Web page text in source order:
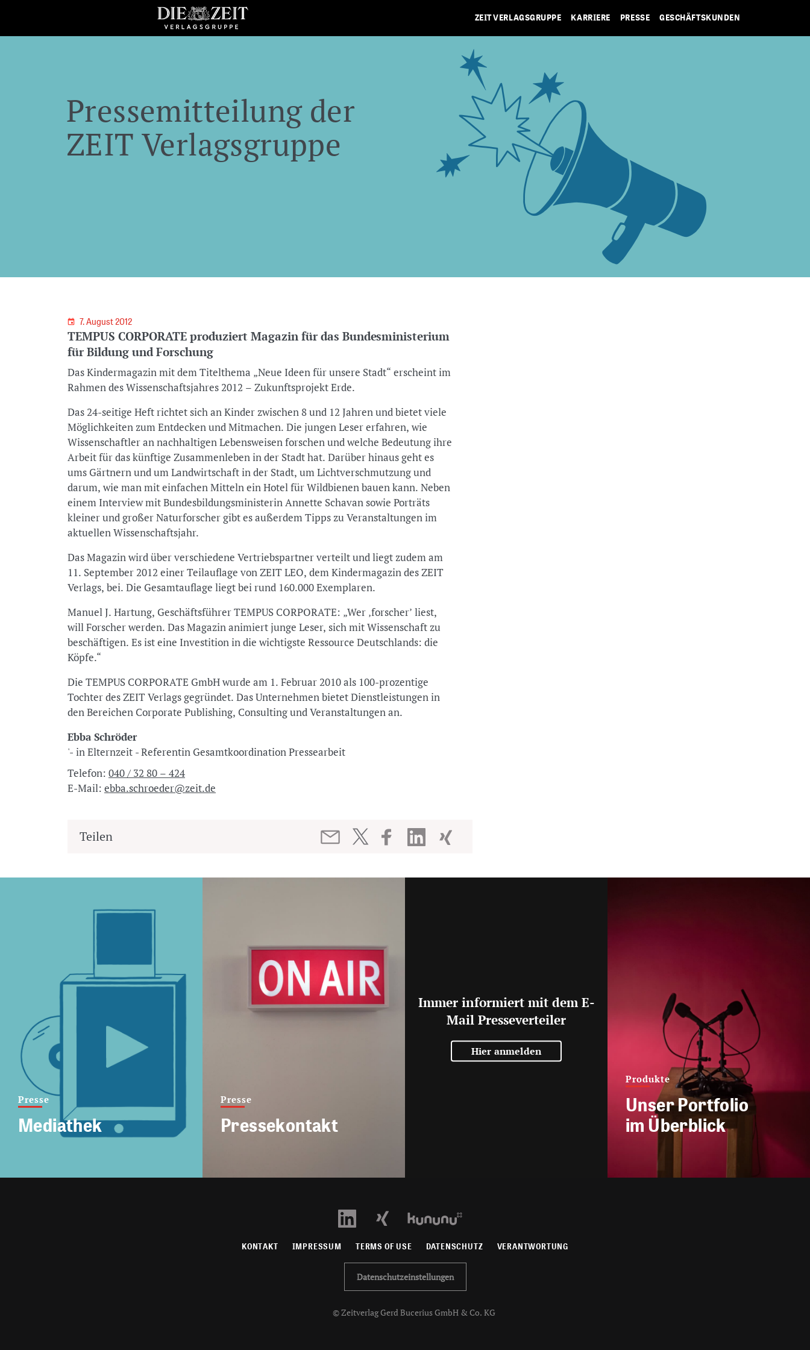
ZEIT VERLAGSGRUPPE KARRIERE PRESSE GESCHÄFTSKUNDEN
Pressemitteilung der
ZEIT Verlagsgruppe
7. August 2012
TEMPUS CORPORATE produziert Magazin für das Bundesministerium
für Bildung und Forschung
Das Kindermagazin mit dem Titelthema „Neue Ideen für unsere Stadt“ erscheint im
Rahmen des Wissenschaftsjahres 2012 – Zukunftsprojekt Erde.
Das 24-seitige Heft richtet sich an Kinder zwischen 8 und 12 Jahren und bietet viele
Möglichkeiten zum Entdecken und Mitmachen. Die jungen Leser erfahren, wie
Wissenschaftler an nachhaltigen Lebensweisen forschen und welche Bedeutung ihre
Arbeit für das künftige Zusammenleben in der Stadt hat. Darüber hinaus geht es
ums Gärtnern und um Landwirtschaft in der Stadt, um Lichtverschmutzung und
darum, wie man mit einfachen Mitteln ein Hotel für Wildbienen bauen kann. Neben
einem Interview mit Bundesbildungsministerin Annette Schavan sowie Porträts
kleiner und großer Naturforscher gibt es außerdem Tipps zu Veranstaltungen im
aktuellen Wissenschaftsjahr.
Das Magazin wird über verschiedene Vertriebspartner verteilt und liegt zudem am
11. September 2012 einer Teilauflage von ZEIT LEO, dem Kindermagazin des ZEIT
Verlags, bei. Die Gesamtauflage liegt bei rund 160.000 Exemplaren.
Manuel J. Hartung, Geschäftsführer TEMPUS CORPORATE: „Wer ‚forscher’ liest,
will Forscher werden. Das Magazin animiert junge Leser, sich mit Wissenschaft zu
beschäftigen. Es ist eine Investition in die wichtigste Ressource Deutschlands: die
Köpfe.“
Die TEMPUS CORPORATE GmbH wurde am 1. Februar 2010 als 100-prozentige
Tochter des ZEIT Verlags gegründet. Das Unternehmen bietet Dienstleistungen in
den Bereichen Corporate Publishing, Consulting und Veranstaltungen an.
Ebba Schröder
'- in Elternzeit - Referentin Gesamtkoordination Pressearbeit
Telefon: 040 / 32 80 – 424
E-Mail: ebba.schroeder@zeit.de
Teilen
Presse
Mediathek
Presse
Pressekontakt
Immer informiert mit dem E-
Mail Presseverteiler
Hier anmelden
Produkte
Unser Portfolio
im Überblick
KONTAKT IMPRESSUM TERMS OF USE DATENSCHUTZ VERANTWORTUNG
Datenschutzeinstellungen
© Zeitverlag Gerd Bucerius GmbH & Co. KG